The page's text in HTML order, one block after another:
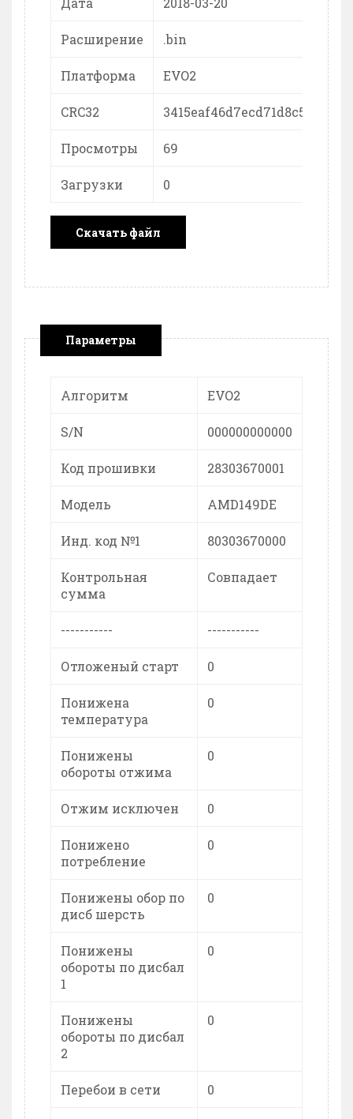
Расширение .bin
Платформа EVO2
CRC32
Просмотры 69
Загрузки 0
Скачать файл
Параметры
Алгоритм EVO2
S/N 000000000000
Код прошивки 28303670001
Модель AMD149DE
Инд. код №1 80303670000
Контрольная
сумма
Совпадает
----------- -----------
Отложеный старт 0
Понижена
температура
0
Понижены
обороты отжима
0
Отжим исключен 0
Понижено
потребление
0
Понижены обор по
дисб шерсть
0
Понижены
обороты по дисбал
1
0
Понижены
обороты по дисбал
2
0
Перебои в сети 0